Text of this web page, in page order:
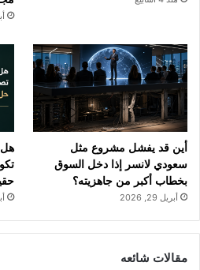
أين قد يفشل مشروع مثل
سعودي لانسر إذا دخل السوق
بخطاب أكبر من جاهزيته؟
أبريل 29, 2026
مقالات شائعه